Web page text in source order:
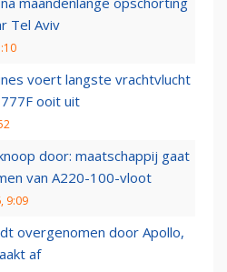
Tel Aviv
voert langste vrachtvlucht
ooit uit
door: maatschappij gaat
van A220-100-vloot
9:09
overgenomen door Apollo,
af